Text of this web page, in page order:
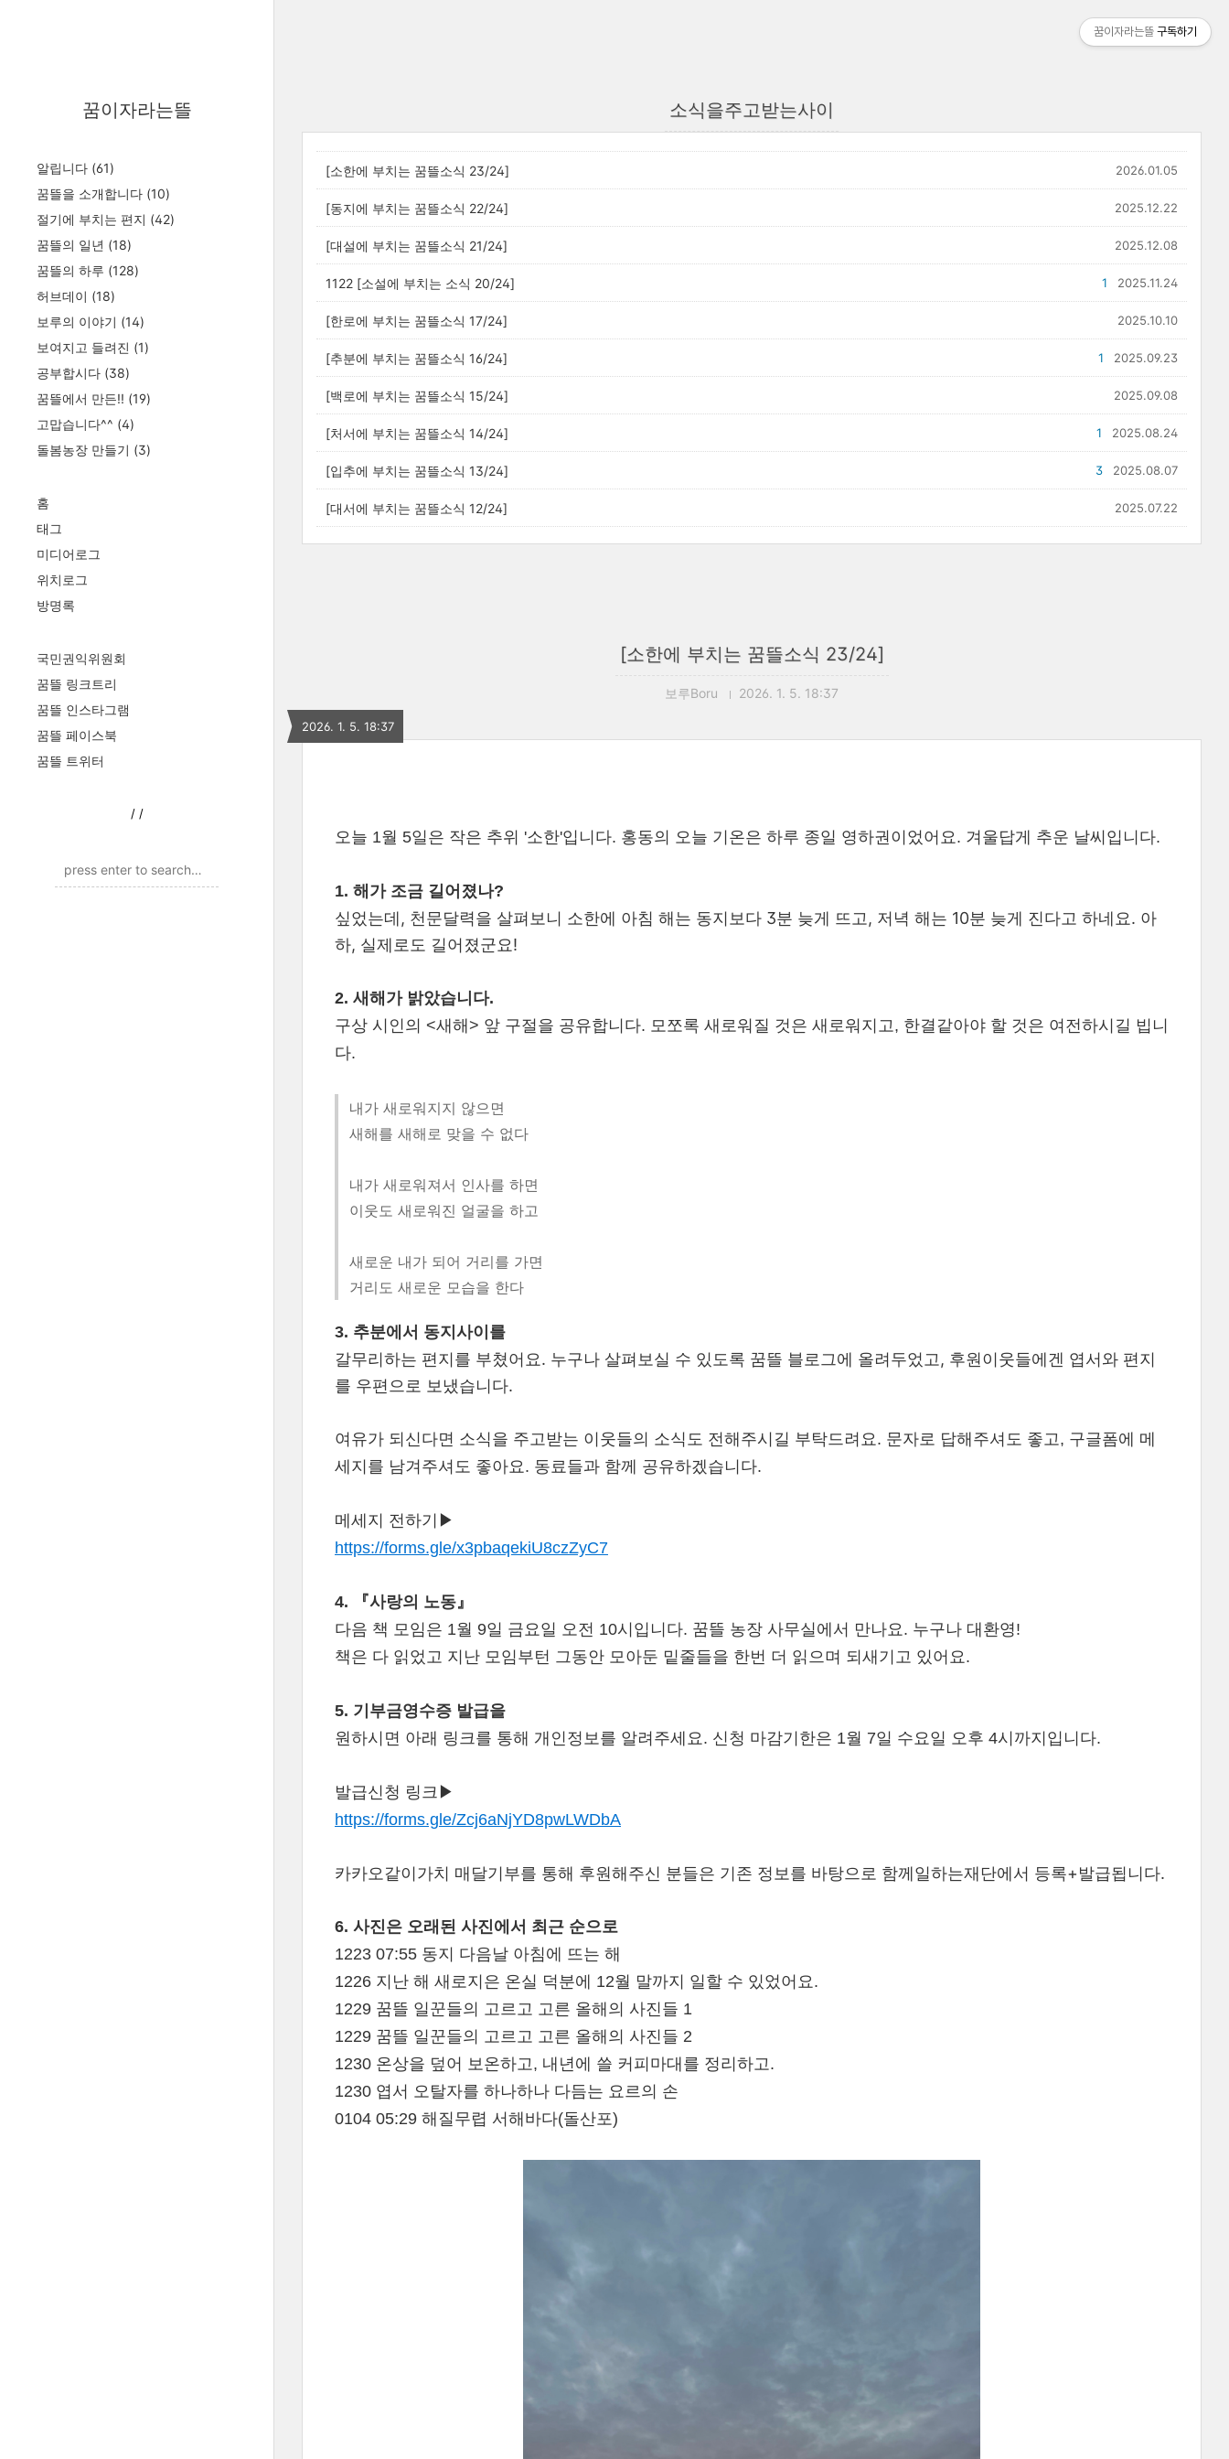
꿈이자라는뜰
알립니다 (61)
꿈뜰을 소개합니다 (10)
절기에 부치는 편지 (42)
꿈뜰의 일년 (18)
꿈뜰의 하루 (128)
허브데이 (18)
보루의 이야기 (14)
보여지고 들려진 (1)
공부합시다 (38)
꿈뜰에서 만든!! (19)
고맙습니다^^ (4)
돌봄농장 만들기 (3)
홈
태그
미디어로그
위치로그
방명록
국민권익위원회
꿈뜰 링크트리
꿈뜰 인스타그램
꿈뜰 페이스북
꿈뜰 트위터
/ /
소식을주고받는사이
[소한에 부치는 꿈뜰소식 23/24] 2026.01.05
[동지에 부치는 꿈뜰소식 22/24] 2025.12.22
[대설에 부치는 꿈뜰소식 21/24] 2025.12.08
1122 [소설에 부치는 소식 20/24] 2025.11.24
1
[한로에 부치는 꿈뜰소식 17/24] 2025.10.10
[추분에 부치는 꿈뜰소식 16/24] 2025.09.23
1
[백로에 부치는 꿈뜰소식 15/24] 2025.09.08
[처서에 부치는 꿈뜰소식 14/24] 2025.08.24
1
[입추에 부치는 꿈뜰소식 13/24] 2025.08.07
3
[대서에 부치는 꿈뜰소식 12/24] 2025.07.22
[소한에 부치는 꿈뜰소식 23/24]
보루Boru 2026. 1. 5. 18:37
2026. 1. 5. 18:37
오늘 1월 5일은 작은 추위 '소한'입니다. 홍동의 오늘 기온은 하루 종일 영하권이었어요. 겨울답게 추운 날씨입니다.
1. 해가 조금 길어졌나?
싶었는데, 천문달력을 살펴보니 소한에 아침 해는 동지보다 3분 늦게 뜨고, 저녁 해는 10분 늦게 진다고 하네요. 아
하, 실제로도 길어졌군요!
2. 새해가 밝았습니다.
구상 시인의 <새해> 앞 구절을 공유합니다. 모쪼록 새로워질 것은 새로워지고, 한결같아야 할 것은 여전하시길 빕니
다.
내가 새로워지지 않으면
새해를 새해로 맞을 수 없다
내가 새로워져서 인사를 하면
이웃도 새로워진 얼굴을 하고
새로운 내가 되어 거리를 가면
거리도 새로운 모습을 한다
3. 추분에서 동지사이를
갈무리하는 편지를 부쳤어요. 누구나 살펴보실 수 있도록 꿈뜰 블로그에 올려두었고, 후원이웃들에겐 엽서와 편지
를 우편으로 보냈습니다.
여유가 되신다면 소식을 주고받는 이웃들의 소식도 전해주시길 부탁드려요. 문자로 답해주셔도 좋고, 구글폼에 메
세지를 남겨주셔도 좋아요. 동료들과 함께 공유하겠습니다.
메세지 전하기▶
https://forms.gle/x3pbaqekiU8czZyC7
4. 『사랑의 노동』
다음 책 모임은 1월 9일 금요일 오전 10시입니다. 꿈뜰 농장 사무실에서 만나요. 누구나 대환영!
책은 다 읽었고 지난 모임부턴 그동안 모아둔 밑줄들을 한번 더 읽으며 되새기고 있어요.
5. 기부금영수증 발급을
원하시면 아래 링크를 통해 개인정보를 알려주세요. 신청 마감기한은 1월 7일 수요일 오후 4시까지입니다.
발급신청 링크▶
https://forms.gle/Zcj6aNjYD8pwLWDbA
카카오같이가치 매달기부를 통해 후원해주신 분들은 기존 정보를 바탕으로 함께일하는재단에서 등록+발급됩니다.
6. 사진은 오래된 사진에서 최근 순으로
1223 07:55 동지 다음날 아침에 뜨는 해
1226 지난 해 새로지은 온실 덕분에 12월 말까지 일할 수 있었어요.
1229 꿈뜰 일꾼들의 고르고 고른 올해의 사진들 1
1229 꿈뜰 일꾼들의 고르고 고른 올해의 사진들 2
1230 온상을 덮어 보온하고, 내년에 쓸 커피마대를 정리하고.
1230 엽서 오탈자를 하나하나 다듬는 요르의 손
0104 05:29 해질무렵 서해바다(돌산포)
꿈이자라는뜰 구독하기